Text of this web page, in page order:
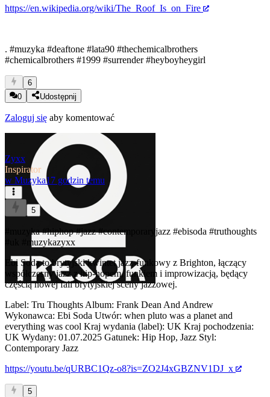
https://en.wikipedia.org/wiki/The_Roof_Is_on_Fire
. #muzyka #deaftone #lata90 #thechemicalbrothers
#chemicalbrothers #1999 #surrender #heyboyheygirl
6
0
Udostępnij
Zaloguj się aby komentować
Zyxx
Inspirator
w Muzyka17 godzin temu
5
#muzyka #hiphop #jazz #contemporaryjazz #ebisoda #truthoughts
#muzykazyxx
Ebi Soda to brytyjski kwintet jazz-funkowy z Brighton, łączący
współczesny jazz z hip-hopem, funkiem i improwizacją, będący
częścią nowej fali brytyjskiej sceny jazzowej.
Label: Tru Thoughts Album: Frank Dean And Andrew
Wykonawca: Ebi Soda Utwór: when pluto was a planet and
everything was cool Kraj wydania (label): UK Kraj pochodzenia:
UK Wydany: 01.07.2025 Gatunek: Hip Hop, Jazz Styl:
Contemporary Jazz
https://youtu.be/qURBC1Qz-o8?is=ZO2J4xGBZNV1DJ_x
5